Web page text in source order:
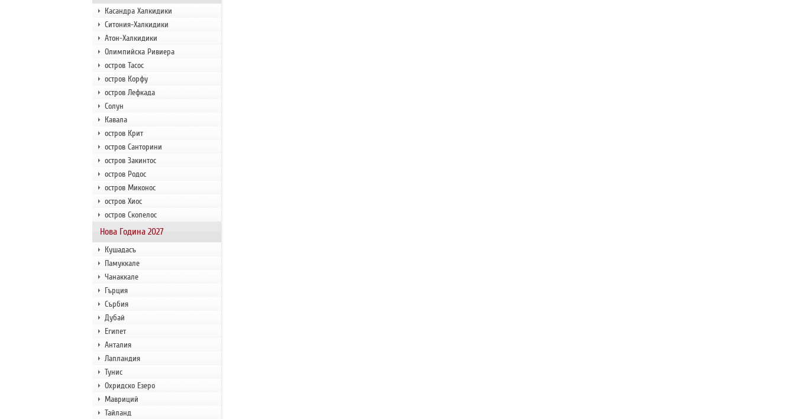
Касандра Халкидики
Ситония-Халкидики
Атон-Халкидики
Олимпийска Ривиера
остров Тасос
остров Корфу
остров Лефкада
Солун
Кавала
остров Крит
остров Санторини
остров Закинтос
остров Родос
остров Миконос
остров Хиос
остров Скопелос
Нова Година 2027
Кушадасъ
Памуккале
Чанаккале
Гърция
Сърбия
Дубай
Египет
Анталия
Лапландия
Тунис
Охридско Езеро
Мавриций
Тайланд